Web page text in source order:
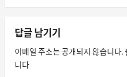
게
이
션
답글 남기기
이메일 주소는 공개되지 않습니다.
니다